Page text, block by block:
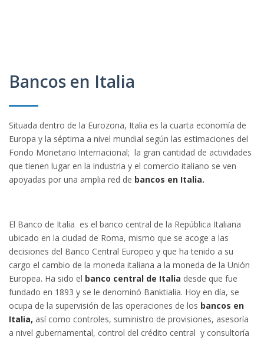
Bancos en Italia
Situada dentro de la Eurozona, Italia es la cuarta economía de
Europa y la séptima a nivel mundial según las estimaciones del
Fondo Monetario Internacional; la gran cantidad de actividades
que tienen lugar en la industria y el comercio italiano se ven
apoyadas por una amplia red de bancos en Italia.
El Banco de Italia es el banco central de la República Italiana
ubicado en la ciudad de Roma, mismo que se acoge a las
decisiones del Banco Central Europeo y que ha tenido a su
cargo el cambio de la moneda italiana a la moneda de la Unión
Europea. Ha sido el banco central de Italia desde que fue
fundado en 1893 y se le denominó Banktialia. Hoy en día, se
ocupa de la supervisión de las operaciones de los bancos en
Italia, así como controles, suministro de provisiones, asesoría
a nivel gubernamental, control del crédito central y consultoría